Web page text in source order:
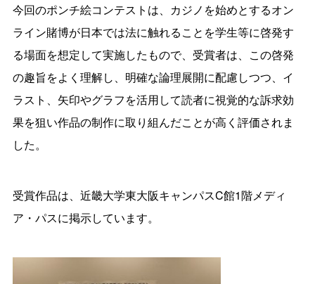
今回のポンチ絵コンテストは、カジノを始めとするオン
ライン賭博が日本では法に触れることを学生等に啓発す
る場面を想定して実施したもので、受賞者は、この啓発
の趣旨をよく理解し、明確な論理展開に配慮しつつ、イ
ラスト、矢印やグラフを活用して読者に視覚的な訴求効
果を狙い作品の制作に取り組んだことが高く評価されま
した。
受賞作品は、近畿大学東大阪キャンパスC館1階メディ
ア・パスに掲示しています。